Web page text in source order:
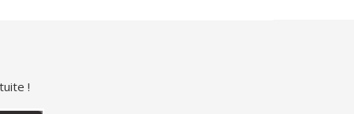
!